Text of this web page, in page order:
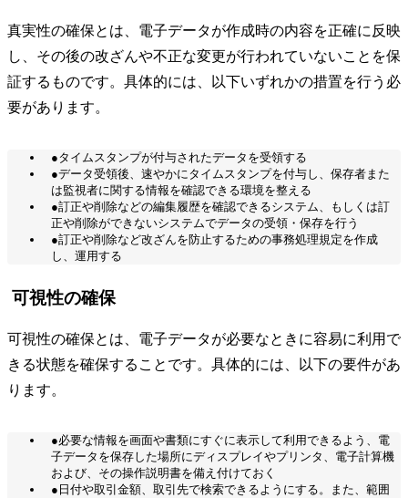
真実性の確保とは、電子データが作成時の内容を正確に反映
し、その後の改ざんや不正な変更が行われていないことを保
証するものです。具体的には、以下いずれかの措置を行う必
要があります。
●タイムスタンプが付与されたデータを受領する
●データ受領後、速やかにタイムスタンプを付与し、保存者また
は監視者に関する情報を確認できる環境を整える
●訂正や削除などの編集履歴を確認できるシステム、もしくは訂
正や削除ができないシステムでデータの受領・保存を行う
●訂正や削除など改ざんを防止するための事務処理規定を作成
し、運用する
可視性の確保
可視性の確保とは、電子データが必要なときに容易に利用で
きる状態を確保することです。具体的には、以下の要件があ
ります。
●必要な情報を画面や書類にすぐに表示して利用できるよう、電
子データを保存した場所にディスプレイやプリンタ、電子計算機
および、その操作説明書を備え付けておく
●日付や取引金額、取引先で検索できるようにする。また、範囲